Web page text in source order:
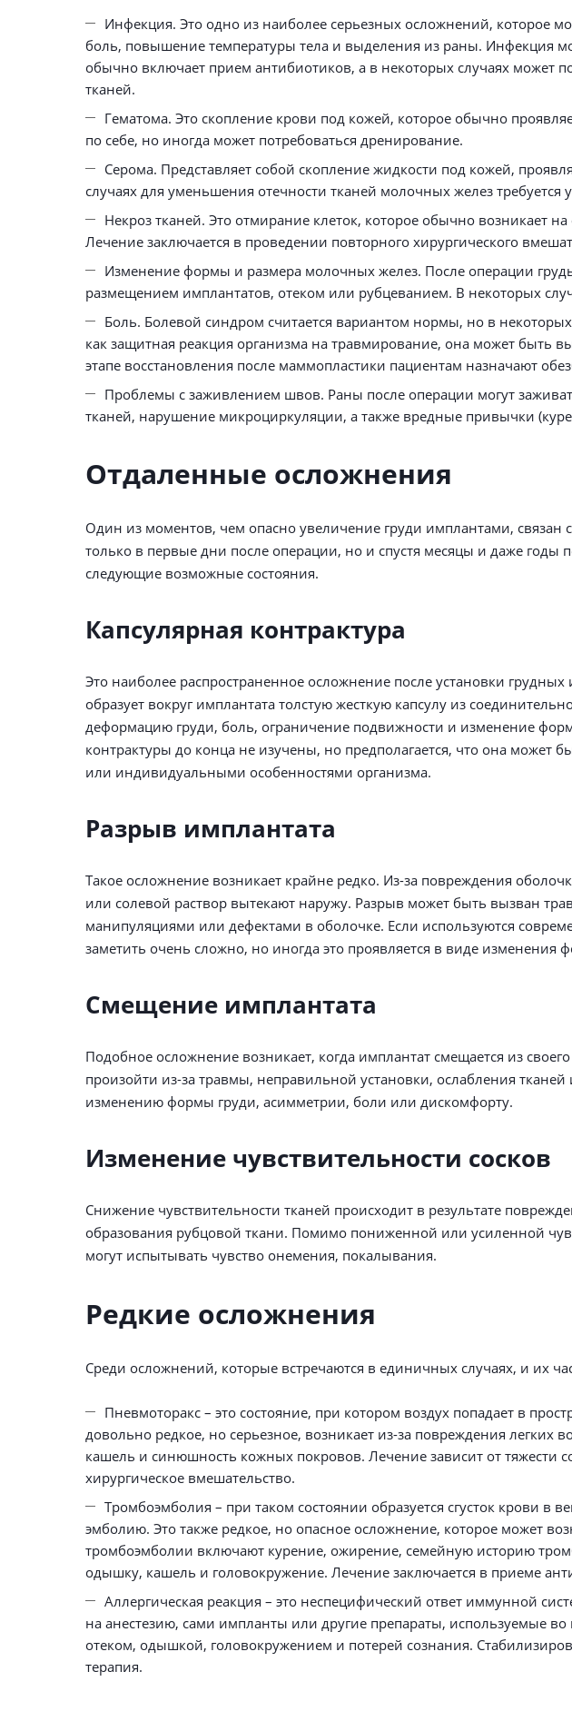
Инфекция. Это одно из наиболее серьезных осложнений, которое
боль, повышение температуры тела и выделения из раны. Инфекция
обычно включает прием антибиотиков, а в некоторых случаях может
тканей.
Гематома. Это скопление крови под кожей, которое обычно
по себе, но иногда может потребоваться дренирование.
Серома. Представляет собой скопление жидкости под кожей,
случаях для уменьшения отечности тканей молочных желез требуется
Некроз тканей. Это отмирание клеток, которое обычно возникает
Лечение заключается в проведении повторного хирургического
Изменение формы и размера молочных желез. После операции
размещением имплантатов, отеком или рубцеванием. В некоторых
Боль. Болевой синдром считается вариантом нормы, но в
как защитная реакция организма на травмирование, она может быть
этапе восстановления после маммопластики пациентам назначают
Проблемы с заживлением швов. Раны после операции могут
тканей, нарушение микроциркуляции, а также вредные привычки
Отдаленные осложнения
Один из моментов, чем опасно увеличение груди имплантами, связан
только в первые дни после операции, но и спустя месяцы и даже годы
следующие возможные состояния.
Капсулярная контрактура
Это наиболее распространенное осложнение после установки
образует вокруг имплантата толстую жесткую капсулу из
деформацию груди, боль, ограничение подвижности и изменение
контрактуры до конца не изучены, но предполагается, что она может
или индивидуальными особенностями организма.
Разрыв имплантата
Такое осложнение возникает крайне редко. Из-за повреждения
или солевой раствор вытекают наружу. Разрыв может быть вызван
манипуляциями или дефектами в оболочке. Если используются
заметить очень сложно, но иногда это проявляется в виде
Смещение имплантата
Подобное осложнение возникает, когда имплантат смещается из
произойти из-за травмы, неправильной установки, ослабления
изменению формы груди, асимметрии, боли или дискомфорту.
Изменение чувствительности сосков
Снижение чувствительности тканей происходит в результате
образования рубцовой ткани. Помимо пониженной или усиленной
могут испытывать чувство онемения, покалывания.
Редкие осложнения
Среди осложнений, которые встречаются в единичных случаях, и их
Пневмоторакс – это состояние, при котором воздух попадает в
довольно редкое, но серьезное, возникает из-за повреждения
кашель и синюшность кожных покровов. Лечение зависит от тяжести
хирургическое вмешательство.
Тромбоэмболия – при таком состоянии образуется сгусток крови в
эмболию. Это также редкое, но опасное осложнение, которое может
тромбоэмболии включают курение, ожирение, семейную историю
одышку, кашель и головокружение. Лечение заключается в приеме
Аллергическая реакция – это неспецифический ответ иммунной
на анестезию, сами импланты или другие препараты, используемые
отеком, одышкой, головокружением и потерей сознания.
терапия.